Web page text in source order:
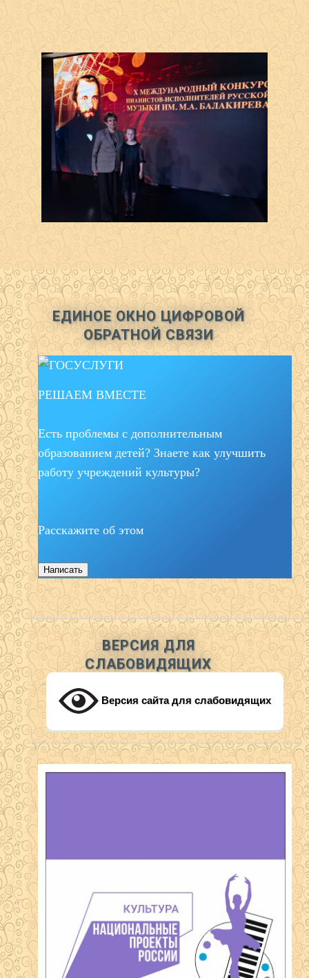
ЕДИНОЕ ОКНО ЦИФРОВОЙ
ОБРАТНОЙ СВЯЗИ
РЕШАЕМ ВМЕСТЕ
Есть проблемы с дополнительным
образованием детей? Знаете как улучшить
работу учреждений культуры?
Расскажите об этом
Написать
ВЕРСИЯ ДЛЯ
СЛАБОВИДЯЩИХ
Версия сайта для слабовидящих